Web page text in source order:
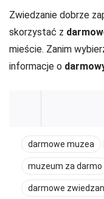
Zwiedzanie dobrze
skorzystać z
mieście. Zanim
informacje o
darmowe muzea
muzeum za darmo
darmowe